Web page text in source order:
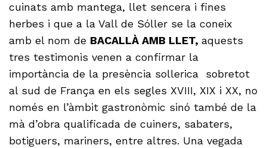
cuinats amb mantega, llet sencera i fines
herbes i que a la Vall de Sóller se la coneix
amb el nom de BACALLÀ AMB LLET,aquests
tres testimonis venen a confirmar la
importància de la presència sollerica sobretot
al sud de França en els segles XVIII, XIX i XX, no
només en l’àmbit gastronòmic sinó també de la
mà d’obra qualificada de cuiners, sabaters,
botiguers, mariners, entre altres. Una vegada